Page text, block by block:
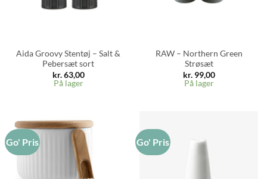
Aida Groovy Stentøj – Salt &
Pebersæt sort
kr.63,00
På lager
RAW – Northern Green
Strøsæt
kr.99,00
På lager
Go' Pris Go' Pris